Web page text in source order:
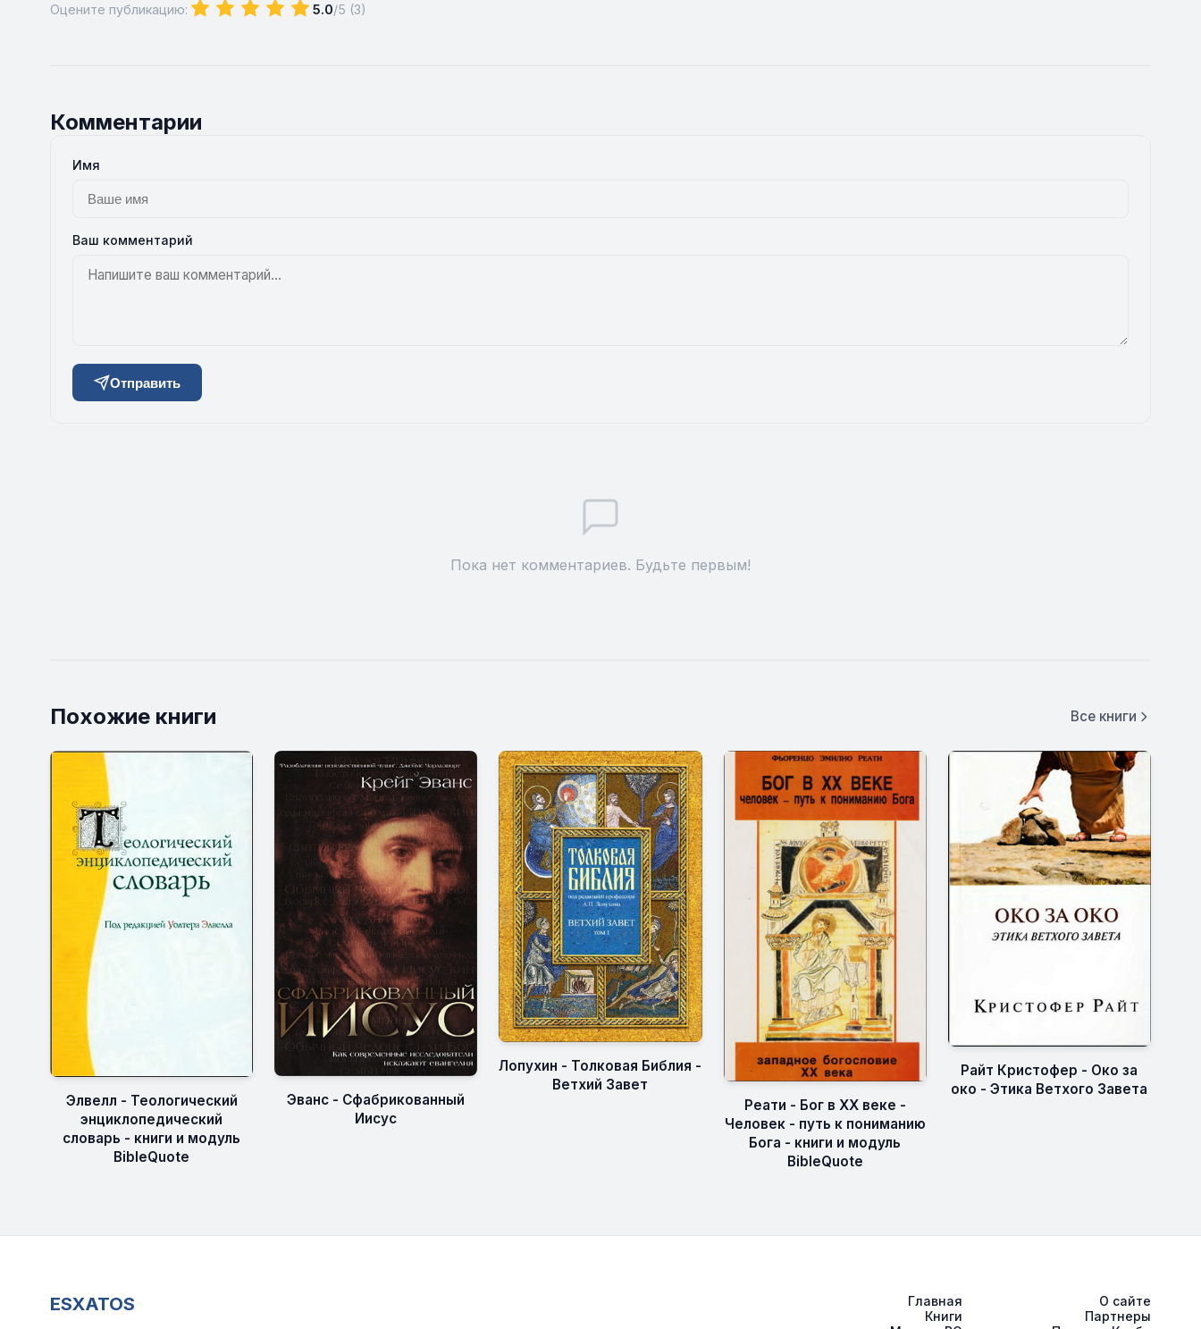
Оцените публикацию: 5.0/5 (3)
Комментарии
Имя
Ваш комментарий
Отправить
Пока нет комментариев. Будьте первым!
Похожие книги Все книги
Элвелл - Теологический
энциклопедический
словарь - книги и модуль
BibleQuote
Эванс - Сфабрикованный
Иисус
Лопухин - Толковая Библия -
Ветхий Завет
Реати - Бог в XX веке -
Человек - путь к пониманию
Бога - книги и модуль
BibleQuote
Райт Кристофер - Око за
око - Этика Ветхого Завета
ESXATOS
Главная
Книги
О сайте
Партнеры